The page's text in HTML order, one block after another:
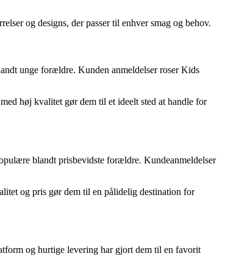
og designs, der passer til enhver smag og behov.
unge forældre. Kunden anmeldelser roser Kids
høj kvalitet gør dem til et ideelt sted at handle for
blandt prisbevidste forældre. Kundeanmeldelser
og pris gør dem til en pålidelig destination for
og hurtige levering har gjort dem til en favorit